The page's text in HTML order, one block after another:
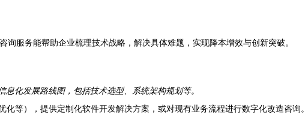
询服务能帮助企业梳理技术战略，解决具体难题，实现降本增效与创新突破。
化发展路线图，包括技术选型、系统架构规划等。
等），提供定制化软件开发解决方案，或对现有业务流程进行数字化改造咨询。